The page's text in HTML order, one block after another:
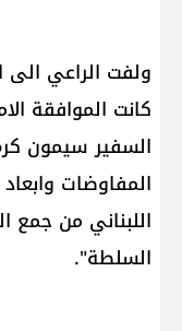
ولفت الراعي الى
كانت الموافقة
السفير ​سيمون
المفاوضات
اللبناني من جمع
السلطة".